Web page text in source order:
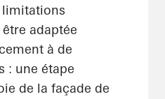
limitations
adaptée
à de
: une étape
de la façade de